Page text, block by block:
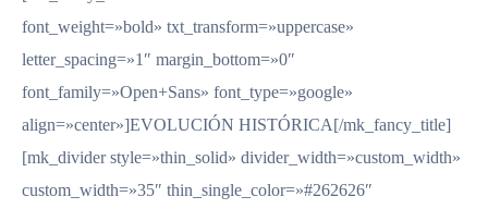
font_weight=»bold» txt_transform=»uppercase»
letter_spacing=»1″ margin_bottom=»0″
font_family=»Open+Sans» font_type=»google»
align=»center»]EVOLUCIÓN HISTÓRICA[/mk_fancy_title]
[mk_divider style=»thin_solid» divider_width=»custom_width»
custom_width=»35″ thin_single_color=»#262626″